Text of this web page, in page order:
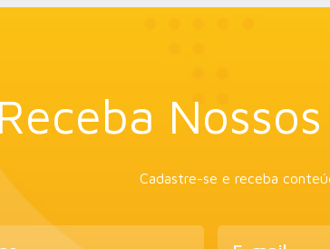
Receba
Cadastre-se e receba